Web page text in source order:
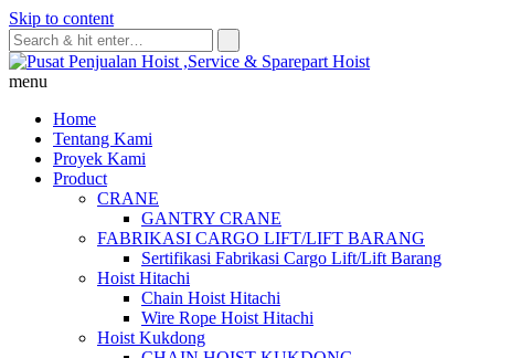
Skip to content
menu
Home
Tentang Kami
Proyek Kami
Product
CRANE
GANTRY CRANE
FABRIKASI CARGO LIFT/LIFT BARANG
Sertifikasi Fabrikasi Cargo Lift/Lift Barang
Hoist Hitachi
Chain Hoist Hitachi
Wire Rope Hoist Hitachi
Hoist Kukdong